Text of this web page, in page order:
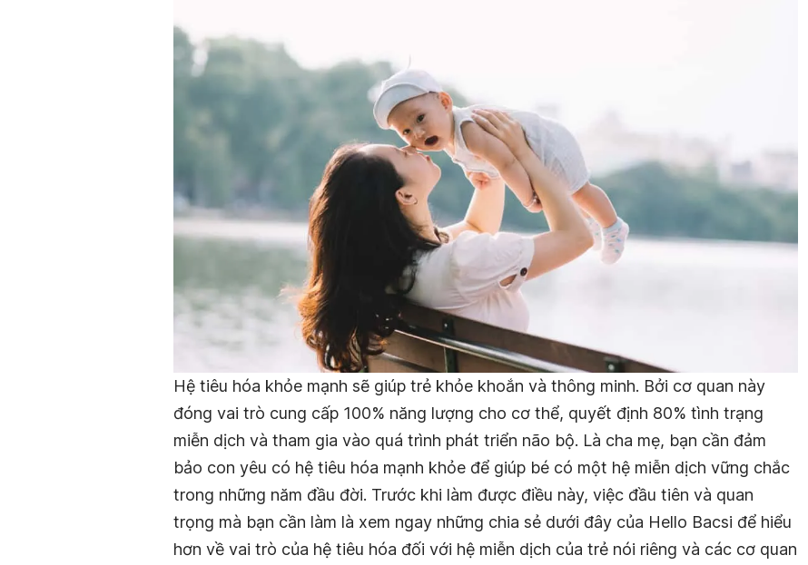
Hệ tiêu hóa khỏe mạnh sẽ giúp trẻ khỏe khoắn và thông minh. Bởi cơ quan này
đóng vai trò cung cấp 100% năng lượng cho cơ thể, quyết định 80% tình trạng
miễn dịch và tham gia vào quá trình phát triển não bộ. Là cha mẹ, bạn cần đảm
bảo con yêu có hệ tiêu hóa mạnh khỏe để giúp bé có một hệ miễn dịch vững chắc
trong những năm đầu đời. Trước khi làm được điều này, việc đầu tiên và quan
trọng mà bạn cần làm là xem ngay những chia sẻ dưới đây của Hello Bacsi để hiểu
hơn về vai trò của hệ tiêu hóa đối với hệ miễn dịch của trẻ nói riêng và các cơ quan